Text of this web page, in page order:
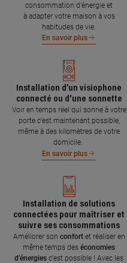
consommation d’énergie et
à adapter votre maison à vos
habitudes de vie.
En savoir plus
Installation d’un visiophone
connecté ou d'une sonnette
Voir en temps réel qui sonne à votre
porte c’est maintenant possible,
même à des kilomètres de votre
domicile.
En savoir plus
Installation de solutions
connectées pour maîtriser et
suivre ses consommations
Améliorer son confort et réaliser en
même temps des économies
d’énergies c’est possible ! Avec les